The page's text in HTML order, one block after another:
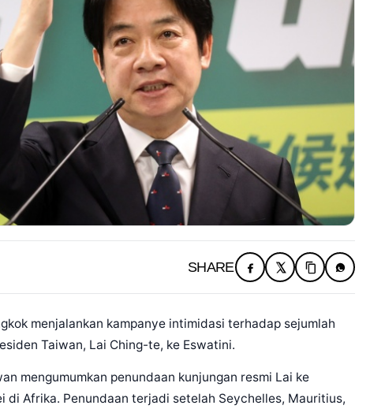
SHARE
menjalankan kampanye intimidasi terhadap sejumlah
Taiwan, Lai Ching-te, ke Eswatini.
mengumumkan penundaan kunjungan resmi Lai ke
Afrika. Penundaan terjadi setelah Seychelles, Mauritius,